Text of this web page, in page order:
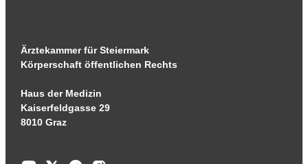
Ärztekammer für Steiermark
Körperschaft öffentlichen Rechts
Haus der Medizin
Kaiserfeldgasse 29
8010 Graz